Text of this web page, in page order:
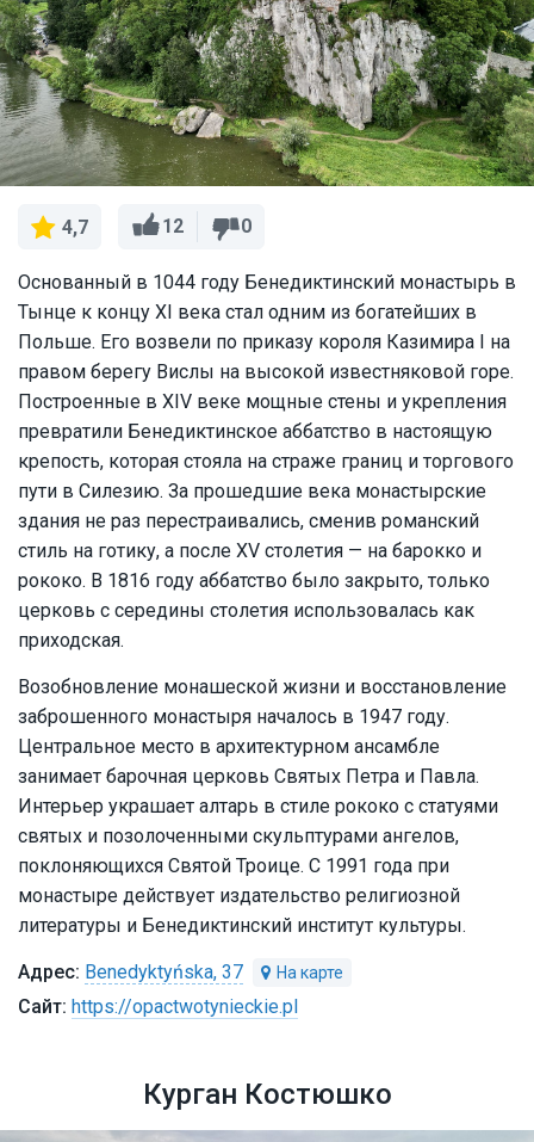
4,7 12 0
Основанный в 1044 году Бенедиктинский монастырь в
Тынце к концу XI века стал одним из богатейших в
Польше. Его возвели по приказу короля Казимира I на
правом берегу Вислы на высокой известняковой горе.
Построенные в XIV веке мощные стены и укрепления
превратили Бенедиктинское аббатство в настоящую
крепость, которая стояла на страже границ и торгового
пути в Силезию. За прошедшие века монастырские
здания не раз перестраивались, сменив романский
стиль на готику, а после XV столетия — на барокко и
рококо. В 1816 году аббатство было закрыто, только
церковь с середины столетия использовалась как
приходская.
Возобновление монашеской жизни и восстановление
заброшенного монастыря началось в 1947 году.
Центральное место в архитектурном ансамбле
занимает барочная церковь Святых Петра и Павла.
Интерьер украшает алтарь в стиле рококо с статуями
святых и позолоченными скульптурами ангелов,
поклоняющихся Святой Троице. С 1991 года при
монастыре действует издательство религиозной
литературы и Бенедиктинский институт культуры.
Benedyktyńska, 37
https://opactwotynieckie.pl
Курган Костюшко